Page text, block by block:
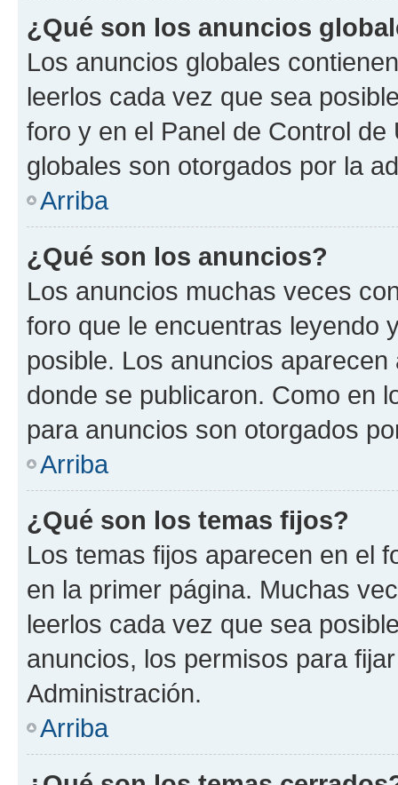
¿Qué son los anuncios
Los anuncios globales
leerlos cada vez que sea
foro y en el Panel de Control
globales son otorgados por la
Arriba
¿Qué son los anuncios?
Los anuncios muchas veces
foro que le encuentras leyendo
posible. Los anuncios
donde se publicaron. Como en
para anuncios son otorgados
Arriba
¿Qué son los temas fijos?
Los temas fijos aparecen en el
en la primer página. Muchas
leerlos cada vez que sea
anuncios, los permisos para
Administración.
Arriba